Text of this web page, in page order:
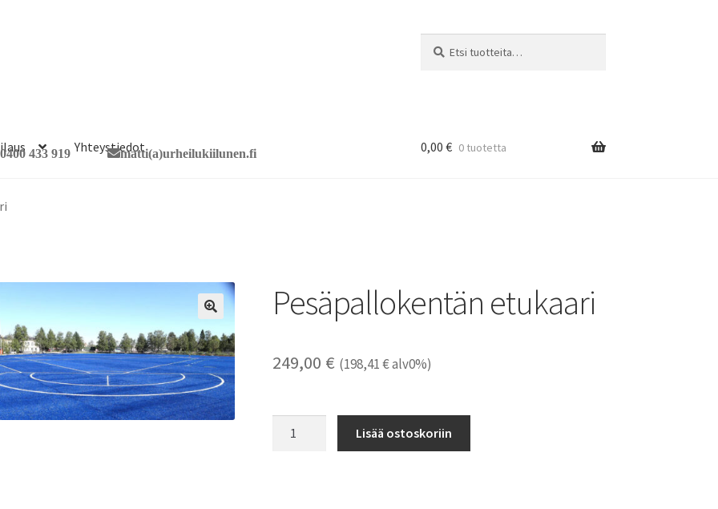
0400 433 919 matti(a)urheilukiilunen.fi
Yhteystiedot 0,00 € 0 tuotetta
🔍
Pesäpallokentän etukaari
249,00 € (198,41€alv0%)
Lisää ostoskoriin